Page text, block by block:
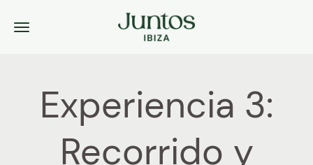
Menú
Juntos Ibiza
Experiencia 3:
Recorrido y